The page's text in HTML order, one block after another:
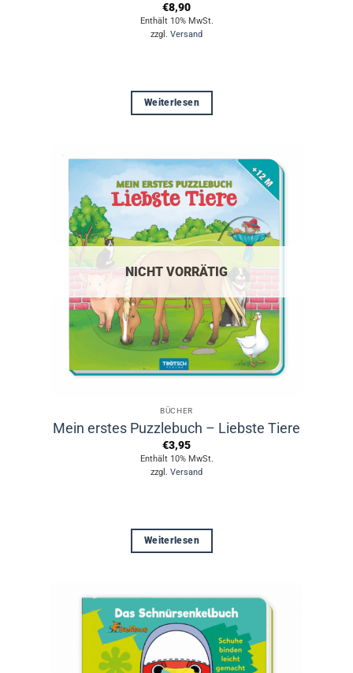
€8,90
Enthält 10% MwSt.
zzgl. Versand
Weiterlesen
NICHT VORRÄTIG
BÜCHER
Mein erstes Puzzlebuch – Liebste Tiere
€3,95
Enthält 10% MwSt.
zzgl. Versand
Weiterlesen